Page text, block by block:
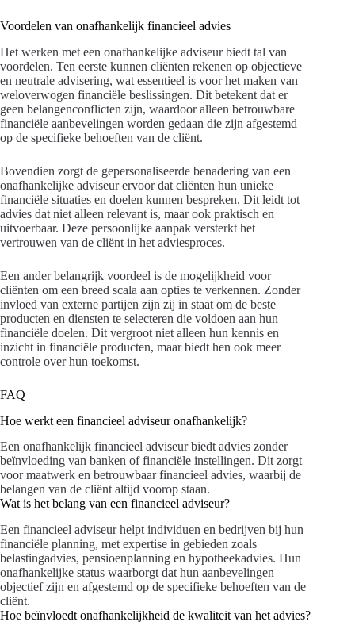
Voordelen van onafhankelijk financieel advies
Het werken met een onafhankelijke adviseur biedt tal van
voordelen. Ten eerste kunnen cliënten rekenen op objectieve
en neutrale advisering, wat essentieel is voor het maken van
weloverwogen financiële beslissingen. Dit betekent dat er
geen belangenconflicten zijn, waardoor alleen betrouwbare
financiële aanbevelingen worden gedaan die zijn afgestemd
op de specifieke behoeften van de cliënt.
Bovendien zorgt de gepersonaliseerde benadering van een
onafhankelijke adviseur ervoor dat cliënten hun unieke
financiële situaties en doelen kunnen bespreken. Dit leidt tot
advies dat niet alleen relevant is, maar ook praktisch en
uitvoerbaar. Deze persoonlijke aanpak versterkt het
vertrouwen van de cliënt in het adviesproces.
Een ander belangrijk voordeel is de mogelijkheid voor
cliënten om een breed scala aan opties te verkennen. Zonder
invloed van externe partijen zijn zij in staat om de beste
producten en diensten te selecteren die voldoen aan hun
financiële doelen. Dit vergroot niet alleen hun kennis en
inzicht in financiële producten, maar biedt hen ook meer
controle over hun toekomst.
FAQ
Hoe werkt een financieel adviseur onafhankelijk?
Een onafhankelijk financieel adviseur biedt advies zonder
beïnvloeding van banken of financiële instellingen. Dit zorgt
voor maatwerk en betrouwbaar financieel advies, waarbij de
belangen van de cliënt altijd voorop staan.
Wat is het belang van een financieel adviseur?
Een financieel adviseur helpt individuen en bedrijven bij hun
financiële planning, met expertise in gebieden zoals
belastingadvies, pensioenplanning en hypotheekadvies. Hun
onafhankelijke status waarborgt dat hun aanbevelingen
objectief zijn en afgestemd op de specifieke behoeften van de
cliënt.
Hoe beïnvloedt onafhankelijkheid de kwaliteit van het advies?